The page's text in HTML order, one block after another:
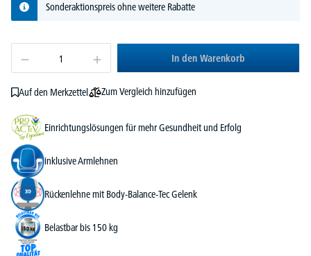
Sonderaktionspreis ohne weitere Rabatte
In den Warenkorb
Auf den Merkzettel Zum Vergleich hinzufügen
Einrichtungslösungen für mehr Gesundheit und Erfolg
inklusive Armlehnen
Rückenlehne mit Body-Balance-Tec Gelenk
Belastbar bis 150 kg